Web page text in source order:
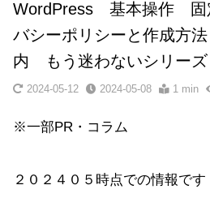
WordPress 基本操作 固
バシーポリシーと作成方
内 もう迷わないシリーズ
2024-05-12 2024-05-08 1 min
※一部PR・コラム
２０２４０５時点での情報です